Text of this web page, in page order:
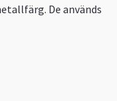
De används